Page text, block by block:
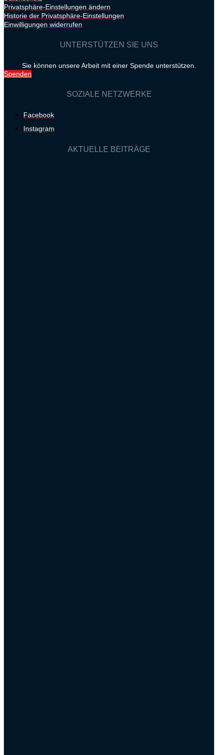
Privatsphäre-Einstellungen ändern
Historie der Privatsphäre-Einstellungen
Einwilligungen widerrufen
UNTERSTÜTZEN SIE UNS
Sie können unsere Arbeit mit einer Spende unterstützen.
Spenden
SOZIALE NETZWERKE
Facebook
Instagram
AKTUELLE BEITRÄGE